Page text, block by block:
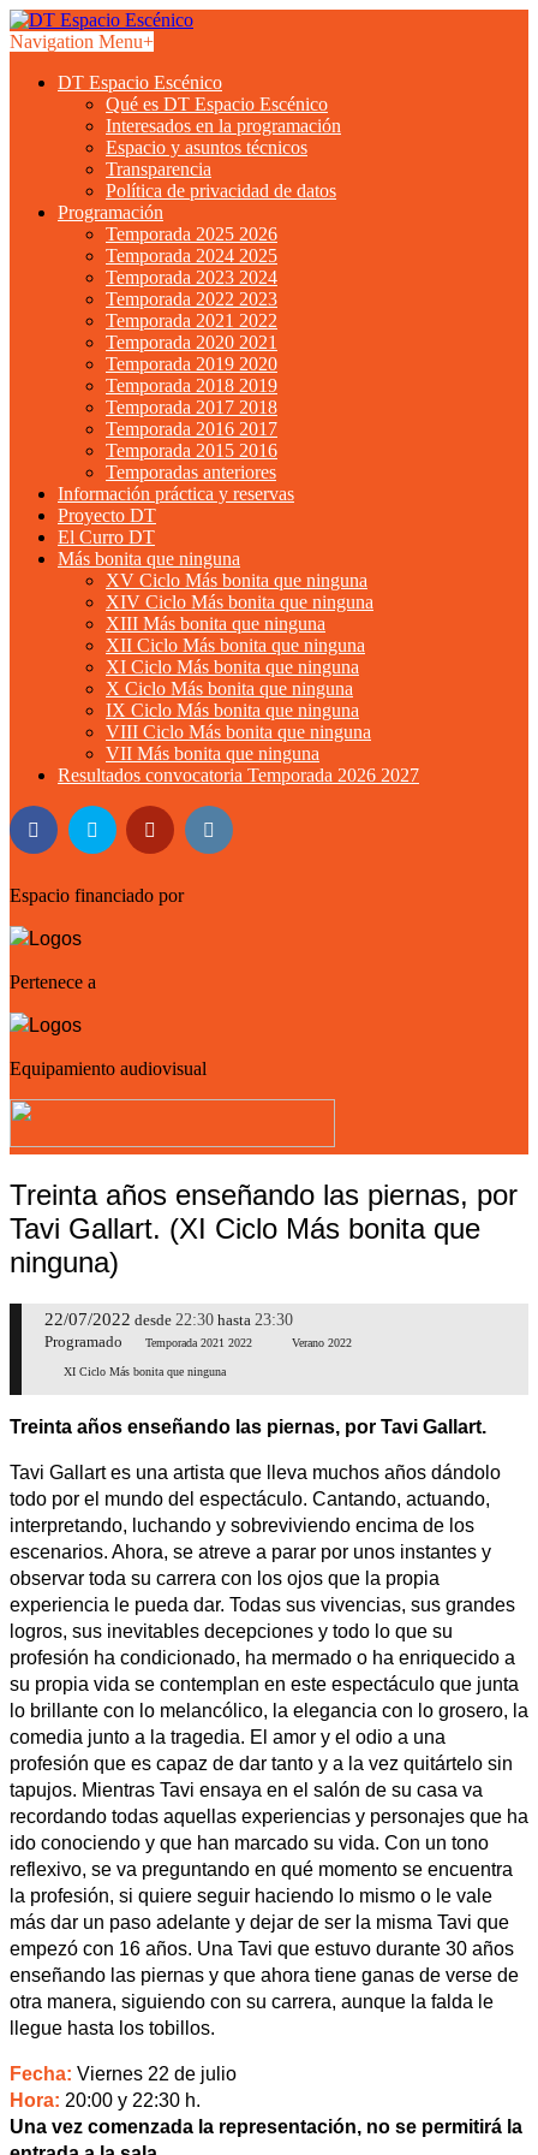
Navigation Menu+
DT Espacio Escénico
Qué es DT Espacio Escénico
Interesados en la programación
Espacio y asuntos técnicos
Transparencia
Política de privacidad de datos
Programación
Temporada 2025 2026
Temporada 2024 2025
Temporada 2023 2024
Temporada 2022 2023
Temporada 2021 2022
Temporada 2020 2021
Temporada 2019 2020
Temporada 2018 2019
Temporada 2017 2018
Temporada 2016 2017
Temporada 2015 2016
Temporadas anteriores
Información práctica y reservas
Proyecto DT
El Curro DT
Más bonita que ninguna
XV Ciclo Más bonita que ninguna
XIV Ciclo Más bonita que ninguna
XIII Más bonita que ninguna
XII Ciclo Más bonita que ninguna
XI Ciclo Más bonita que ninguna
X Ciclo Más bonita que ninguna
IX Ciclo Más bonita que ninguna
VIII Ciclo Más bonita que ninguna
VII Más bonita que ninguna
Resultados convocatoria Temporada 2026 2027
Espacio financiado por
Pertenece a
Equipamiento audiovisual
Treinta años enseñando las piernas, por
Tavi Gallart. (XI Ciclo Más bonita que
ninguna)
22/07/2022 desde 22:30 hasta 23:30
Programado Temporada 2021 2022 Verano 2022
XI Ciclo Más bonita que ninguna
Treinta años enseñando las piernas, por Tavi Gallart.
Tavi Gallart es una artista que lleva muchos años dándolo
todo por el mundo del espectáculo. Cantando, actuando,
interpretando, luchando y sobreviviendo encima de los
escenarios. Ahora, se atreve a parar por unos instantes y
observar toda su carrera con los ojos que la propia
experiencia le pueda dar. Todas sus vivencias, sus grandes
logros, sus inevitables decepciones y todo lo que su
profesión ha condicionado, ha mermado o ha enriquecido a
su propia vida se contemplan en este espectáculo que junta
lo brillante con lo melancólico, la elegancia con lo grosero, la
comedia junto a la tragedia. El amor y el odio a una
profesión que es capaz de dar tanto y a la vez quitártelo sin
tapujos. Mientras Tavi ensaya en el salón de su casa va
recordando todas aquellas experiencias y personajes que ha
ido conociendo y que han marcado su vida. Con un tono
reflexivo, se va preguntando en qué momento se encuentra
la profesión, si quiere seguir haciendo lo mismo o le vale
más dar un paso adelante y dejar de ser la misma Tavi que
empezó con 16 años. Una Tavi que estuvo durante 30 años
enseñando las piernas y que ahora tiene ganas de verse de
otra manera, siguiendo con su carrera, aunque la falda le
llegue hasta los tobillos.
Fecha: Viernes 22 de julio
Hora: 20:00 y 22:30 h.
Una vez comenzada la representación, no se permitirá la